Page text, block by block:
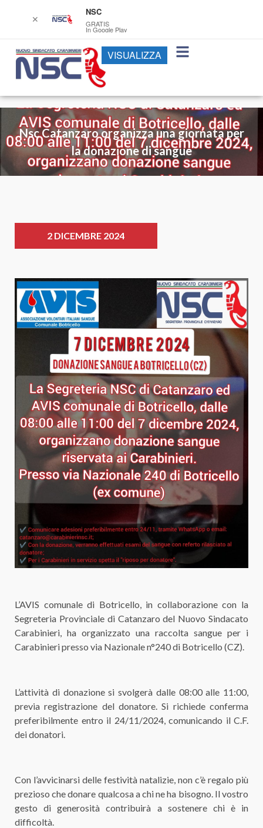
Nsc Catanzaro organizza una giornata per
la donazione di sangue
2 DICEMBRE 2024
L’AVIS comunale di Botricello, in collaborazione con la
Segreteria Provinciale di Catanzaro del Nuovo Sindacato
Carabinieri, ha organizzato una raccolta sangue per i
Carabinieri presso via Nazionale n°240 di Botricello (CZ).
L’attività di donazione si svolgerà dalle 08:00 alle 11:00,
previa registrazione del donatore. Si richiede conferma
preferibilmente entro il 24/11/2024, comunicando il C.F.
dei donatori.
Con l’avvicinarsi delle festività natalizie, non c’è regalo più
prezioso che donare qualcosa a chi ne ha bisogno. Il vostro
gesto di generosità contribuirà a sostenere chi è in
difficoltà.
✕
NSC
GRATIS
In Google Play
VISUALIZZA